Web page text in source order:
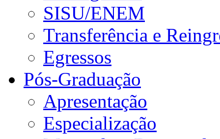
SISU/ENEM
Transferência e
Egressos
Pós-Graduação
Apresentação
Especialização